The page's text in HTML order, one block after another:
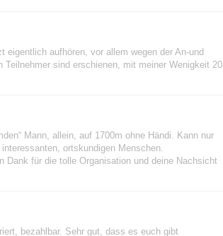
aufhören, vor allem wegen der An-und
sind erschienen, mit meiner Wenigkeit 20
Mann, allein, auf 1700m ohne Händi. Kann nur
ortskundigen Menschen.
für die tolle Organisation und deine Nachsicht
bezahlbar. Sehr gut, dass es euch gibt